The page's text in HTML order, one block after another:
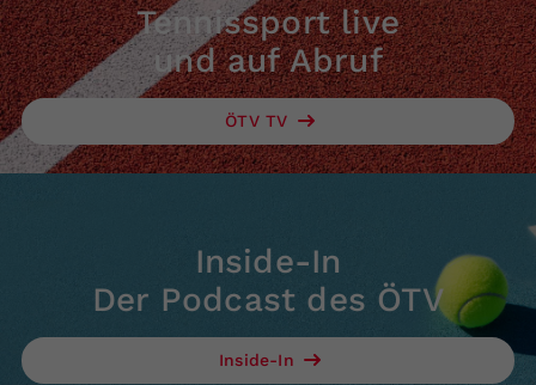
Tennissport live
und auf Abruf
ÖTV TV
Inside-In
Der Podcast des ÖTV
Inside-In